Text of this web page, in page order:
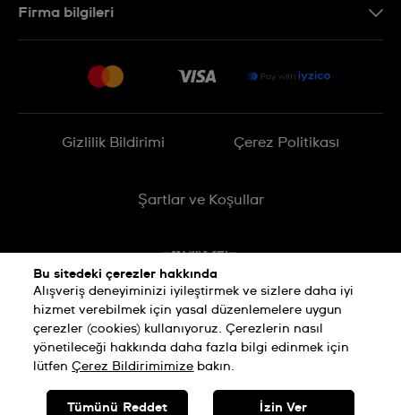
İade Politikası
Firma bilgileri
Gizlilik Bildirimi Çerez Politikası
Şartlar ve Koşullar
SWISS MADE
Bu sitedeki çerezler hakkında
Alışveriş deneyiminizi iyileştirmek ve sizlere daha iyi
hizmet verebilmek için yasal düzenlemelere uygun
çerezler (cookies) kullanıyoruz. Çerezlerin nasıl
yönetileceği hakkında daha fazla bilgi edinmek için
lütfenÇerez Bildirimimize bakın.
Tümünü Reddet İzin Ver